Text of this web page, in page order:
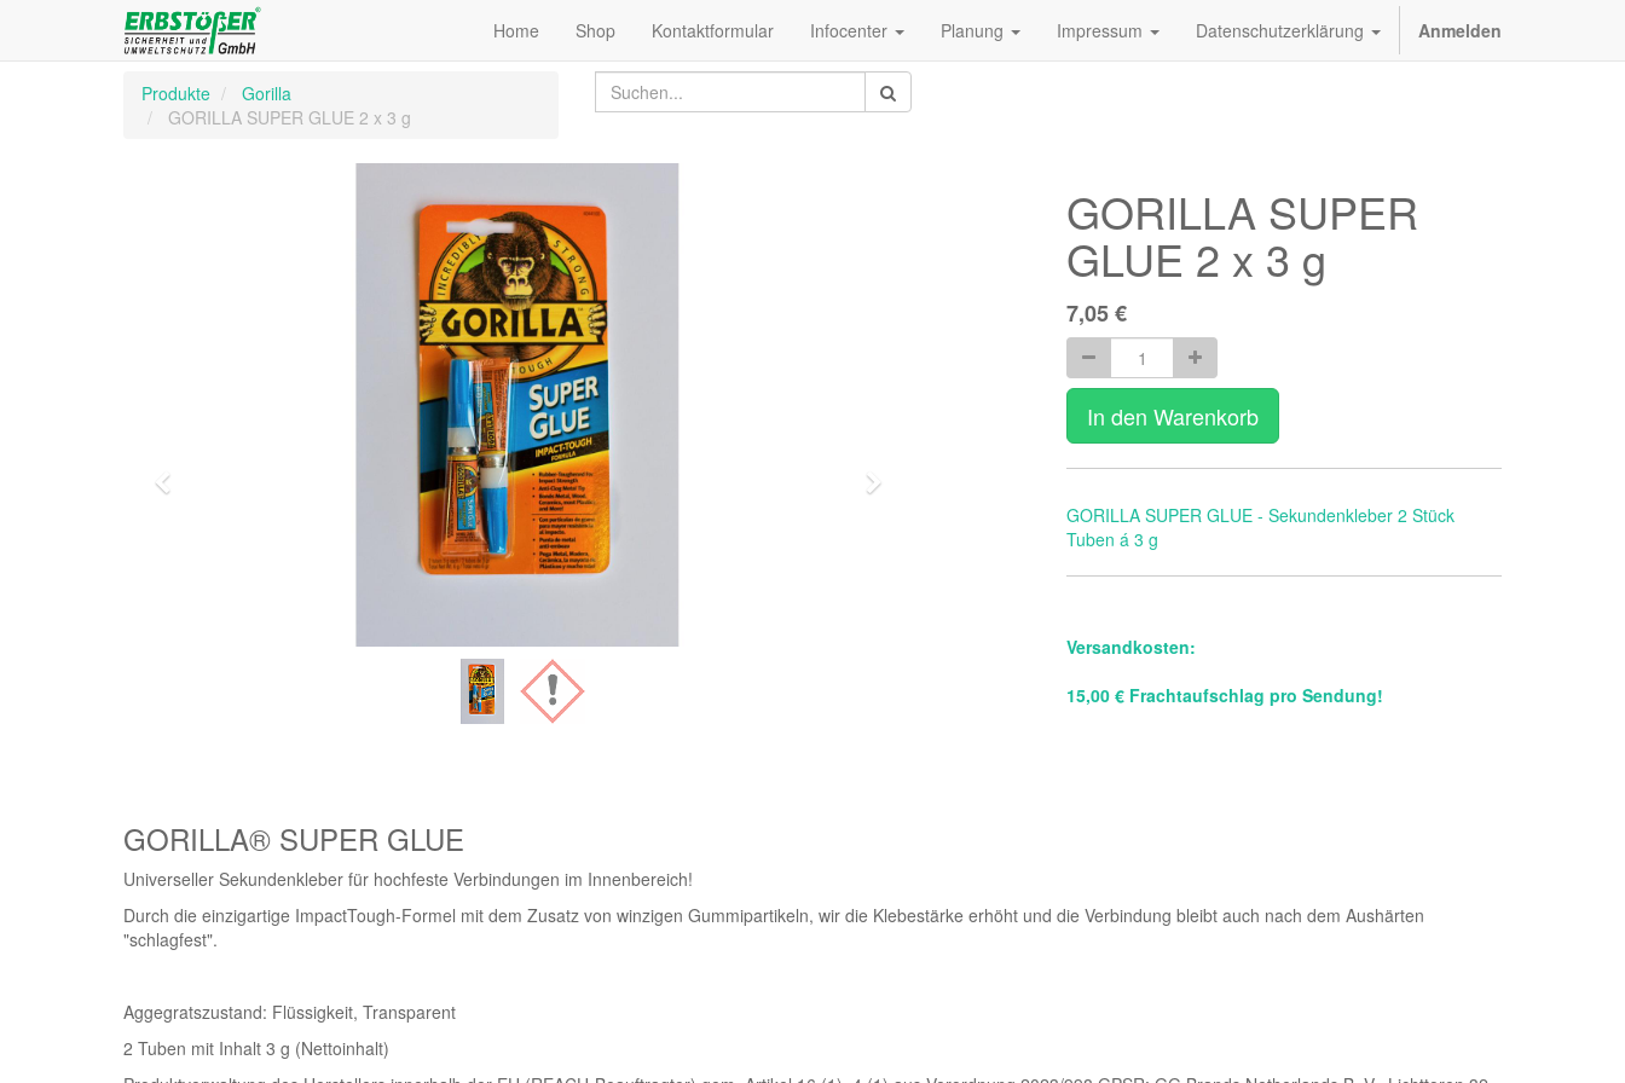
Home Shop Kontaktformular Infocenter Planung Impressum Datenschutzerklärung Anmelden
Produkte
Gorilla
GORILLA SUPER GLUE 2 x 3 g
Weiter
GORILLA SUPER
GLUE 2 x 3 g
7,05€
In den Warenkorb
GORILLA SUPER GLUE - Sekundenkleber 2 Stück
Tuben á 3 g
Versandkosten:
15,00 € Frachtaufschlag pro Sendung!
GORILLA® SUPER GLUE
Universeller Sekundenkleber für hochfeste Verbindungen im Innenbereich!
Durch die einzigartige ImpactTough-Formel mit dem Zusatz von winzigen Gummipartikeln, wir die Klebestärke erhöht und die Verbindung bleibt auch nach dem Aushärten
"schlagfest".
Aggegratszustand: Flüssigkeit, Transparent
2 Tuben mit Inhalt 3 g (Nettoinhalt)